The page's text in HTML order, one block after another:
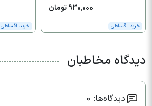
930,000 تومان
خرید اقساطی خرید اقساطی
دیدگاه مخاطبان
دیدگاه‌ها: 0